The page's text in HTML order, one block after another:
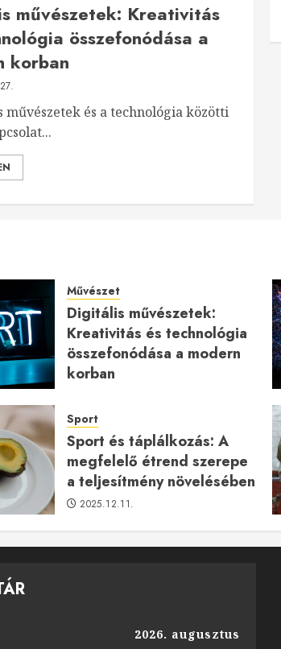
művészetek: Kreativitás
összefonódása a
korban
művészetek és a technológia közötti
Művészet
Digitális művészetek:
Kreativitás és technológia
összefonódása a modern
korban
Sport
Sport és táplálkozás: A
megfelelő étrend szerepe
a teljesítmény növelésében
2025.12.11.
2026. augusztus